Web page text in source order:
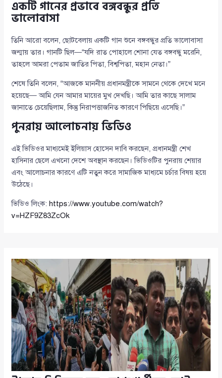
একটি গানের প্রভাবে বঙ্গবন্ধুর প্রতি
ভালোবাসা
তিনি আরো বলেন, ছোটবেলায় একটি গান শুনে বঙ্গবন্ধুর প্রতি ভালোবাসা
জন্মায় তার। গানটি ছিল—“যদি রাত পোহালে শোনা যেত বঙ্গবন্ধু মরেনি,
তাহলে আমরা পেতাম জাতির পিতা, বিশ্বপিতা, মহান নেতা।”
শেষে তিনি বলেন, “আজকে মাননীয় প্রধানমন্ত্রীকে সামনে থেকে দেখে মনে
হয়েছে— আমি যেন আমার মায়ের মুখ দেখছি। আমি তার কাছে সালাম
জানাতে চেয়েছিলাম, কিন্তু নিরাপত্তাজনিত কারণে পিছিয়ে এসেছি।”
পুনরায় আলোচনায় ভিডিও
এই ভিডিওর মাধ্যমেই ইলিয়াস হোসেন দাবি করছেন, প্রধানমন্ত্রী শেখ
হাসিনার ছেলে এখনো দেশে অবস্থান করছেন। ভিডিওটির পুনরায় শেয়ার
এবং আলোচনার কারণে এটি নতুন করে সামাজিক মাধ্যমে চর্চার বিষয় হয়ে
উঠেছে।
ভিডিও লিংক: https://www.youtube.com/watch?
v=HZF9Z83ZcOk